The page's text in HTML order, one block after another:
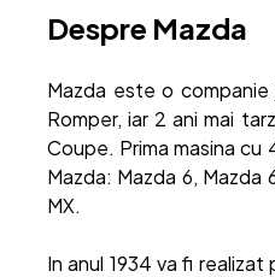
Despre Mazda
Mazda este o
Romper, iar 2 ani mai
Coupe. Prima masina cu
Mazda: Mazda 6,
MX.
In anul 1934 va fi